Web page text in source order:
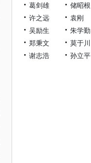
葛剑雄
储昭根
许之远
袁刚
吴励生
朱学勤
郑秉文
莫于川
谢志浩
孙立平